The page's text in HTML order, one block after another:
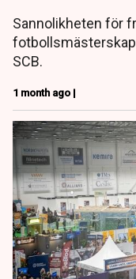
Sannolikheten för
SCB.
1 month ago |